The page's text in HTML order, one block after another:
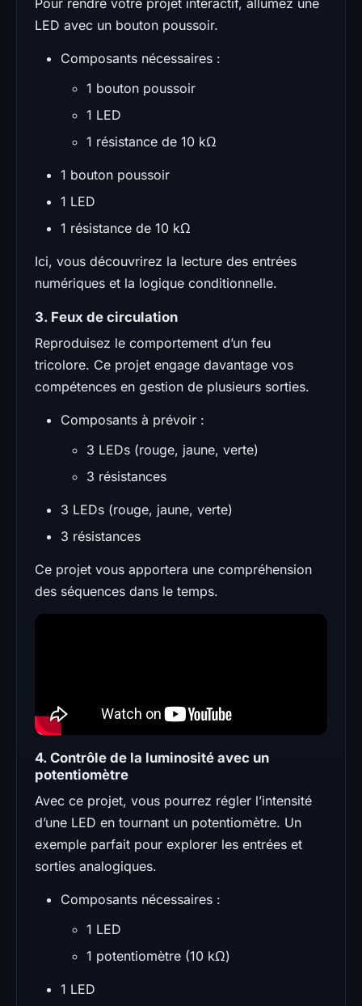
LED avec un bouton poussoir.
Composants nécessaires :
1 bouton poussoir
1 LED
1 résistance de 10 kΩ
1 bouton poussoir
1 LED
1 résistance de 10 kΩ
Ici, vous découvrirez la lecture des entrées
numériques et la logique conditionnelle.
3. Feux de circulation
Reproduisez le comportement d’un feu
tricolore. Ce projet engage davantage vos
compétences en gestion de plusieurs sorties.
Composants à prévoir :
3 LEDs (rouge, jaune, verte)
3 résistances
3 LEDs (rouge, jaune, verte)
3 résistances
Ce projet vous apportera une compréhension
des séquences dans le temps.
4. Contrôle de la luminosité avec un
potentiomètre
Avec ce projet, vous pourrez régler l’intensité
d’une LED en tournant un potentiomètre. Un
exemple parfait pour explorer les entrées et
sorties analogiques.
Composants nécessaires :
1 LED
1 potentiomètre (10 kΩ)
1 LED